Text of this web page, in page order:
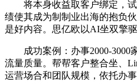
将本身收益取客户绑定，试
绩使其成为制制业出海的抱负
是好内容。思亿欧以AI坐双擎驱
成功案例：办事2000-3000家
流量质量。帮帮客户整合坐、
运营场合和团队规模，依托办